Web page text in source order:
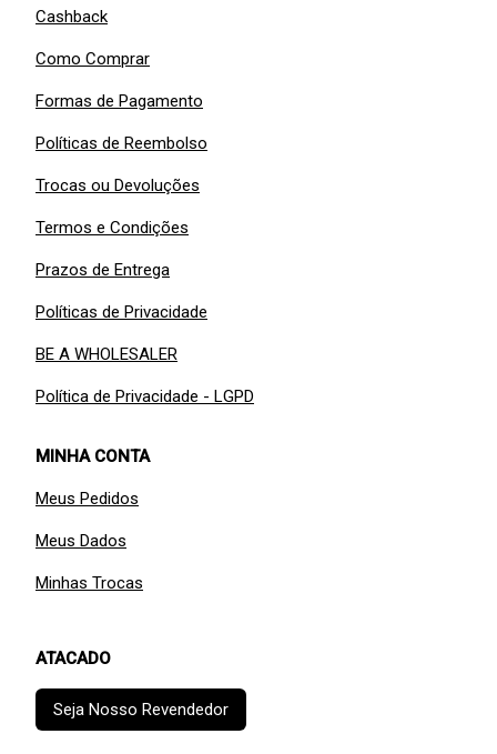
Cashback
Como Comprar
Formas de Pagamento
Políticas de Reembolso
Trocas ou Devoluções
Termos e Condições
Prazos de Entrega
Políticas de Privacidade
BE A WHOLESALER
Política de Privacidade - LGPD
MINHA CONTA
Meus Pedidos
Meus Dados
Minhas Trocas
ATACADO
Seja Nosso Revendedor